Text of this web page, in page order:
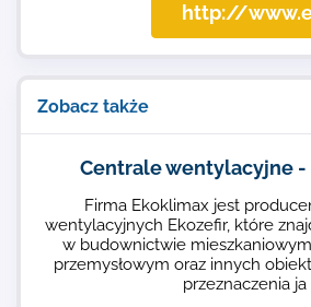
http://
Zobacz także
Centrale wentylacyjne
Firma Ekoklimax jest
wentylacyjnych Ekozefir, które
w budownictwie
przemysłowym oraz innych
przeznaczenia ja